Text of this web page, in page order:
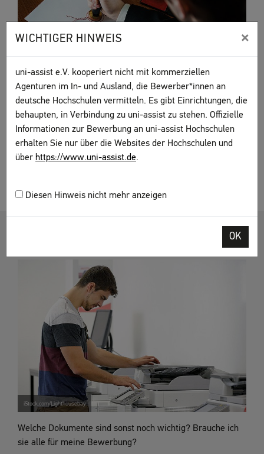
WICHTIGER HINWEIS ×
uni-assist e.V. kooperiert nicht mit kommerziellen
Agenturen im In- und Ausland, die Bewerber*innen an
deutsche Hochschulen vermitteln. Es gibt Einrichtungen, die
behaupten, in Verbindung zu uni-assist zu stehen. Offizielle
Informationen zur Bewerbung an uni-assist Hochschulen
erhalten Sie nur über die Websites der Hochschulen und
über https://www.uni-assist.de.
Diesen Hinweis nicht mehr anzeigen
OK
iStock.com/djedzura
Worauf muss ich bei einer Übersetzung achten? Wer darf
Zeugnisse übersetzen? Beachten Sie unsere Hinweise.
iStock.com/Lighthousebay
Welche Dokumente sind sonst noch wichtig? Brauche ich
sie alle für meine Bewerbung?